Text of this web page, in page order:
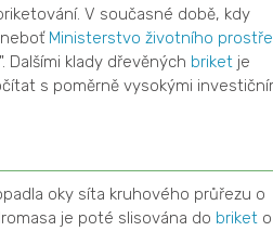
V současné době, kdy
Ministerstvo životního
Dalšími klady dřevěných briket je
s poměrně vysokými
oky síta kruhového průřezu o
je poté slisována do briketo